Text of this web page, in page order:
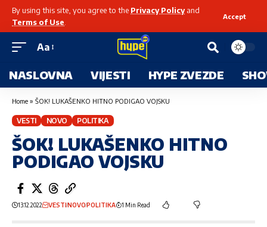
By using this site, you agree to the Privacy Policyand
Terms of Use
Accept
Aa
NASLOVNA VIJESTI HYPE ZVEZDE
Home » ŠOK! LUKAŠENKO HITNO PODIGAO VOJSKU
VESTI NOVO POLITIKA
ŠOK! LUKAŠENKO HITNO
PODIGAO VOJSKU
13.12.2022 VESTINOVOPOLITIKA 1 Min Read